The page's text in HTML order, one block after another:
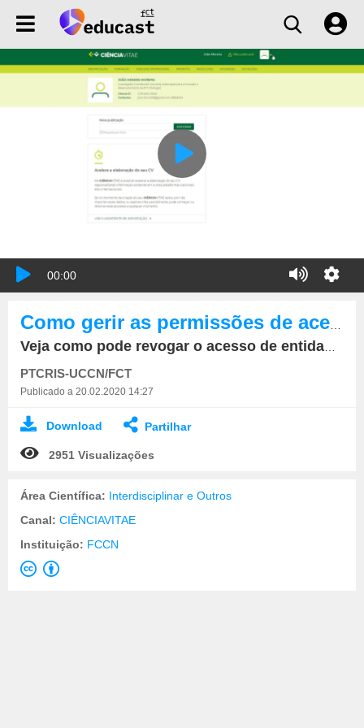
00:00
Veja como pode revogar o acesso de entidades ao seu currículo CIÊNCIAVITAE
PTCRIS-UCCN/FCT
Publicado a 20.02.2020 14:27
Download Partilhar
2951 Visualizações
Área Científica: Interdisciplinar e Outros
Canal: CIÊNCIAVITAE
Instituição: FCCN